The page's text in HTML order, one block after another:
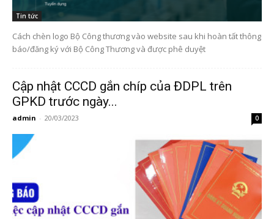
Tin tức
Cách chèn logo Bộ Công thương vào website sau khi hoàn tất thông
báo/đăng ký với Bộ Công Thương và được phê duyệt
Cập nhật CCCD gắn chíp của ĐDPL trên
GPKD trước ngày...
admin - 20/03/2023 0